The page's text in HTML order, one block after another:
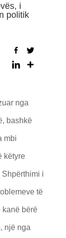
i
politik
nga
bashkë
mbi
këtyre
i
të
kanë bërë
një nga